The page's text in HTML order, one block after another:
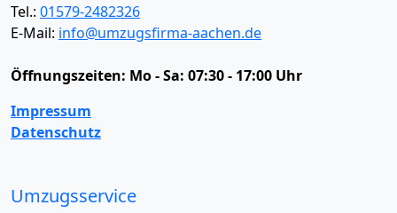
Tel.: 01579-2482326
E-Mail: info@umzugsfirma-aachen.de
Öffnungszeiten: Mo - Sa: 07:30 - 17:00 Uhr
Impressum
Datenschutz
Umzugsservice